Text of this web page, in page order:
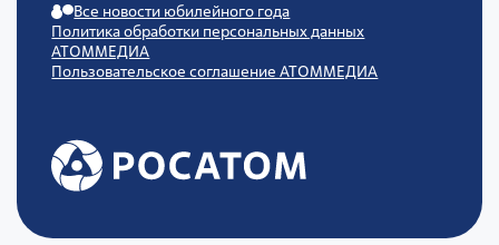
Все новости юбилейного года
Политика обработки персональных данных
АТОММЕДИА
Пользовательское соглашение АТОММЕДИА